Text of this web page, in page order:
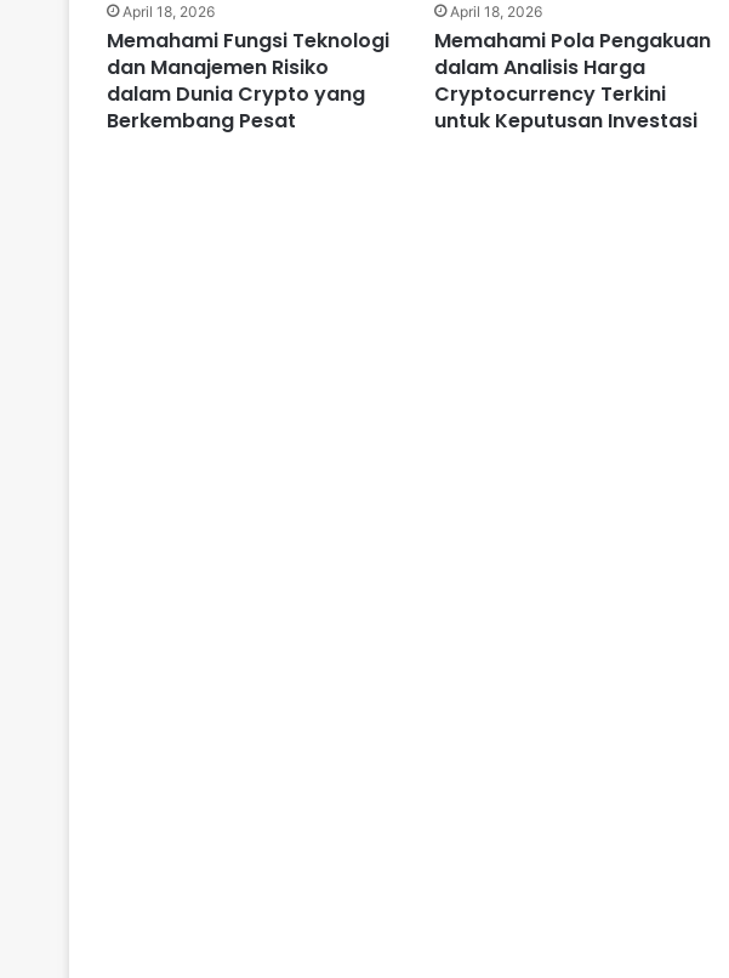
April 18, 2026
Memahami Fungsi Teknologi
dan Manajemen Risiko
dalam Dunia Crypto yang
Berkembang Pesat
April 18, 2026
Memahami Pola Pengakuan
dalam Analisis Harga
Cryptocurrency Terkini
untuk Keputusan Investasi